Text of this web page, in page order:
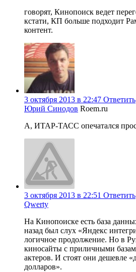
говорят, Кинопоиск ведет
кстати, КП больше подходит
контент.
3 октября 2013 в 22:47 Ответить
Юрий Синодов Roem.ru
А, ИТАР-ТАСС опечатался
3 октября 2013 в 22:51 Ответить
Qwerty
На Кинопоиске есть база
назад был слух «Яндекс
логичное продолжение. Но в
киносайты с приличными
актеров. И стоят они дешевле
долларов».